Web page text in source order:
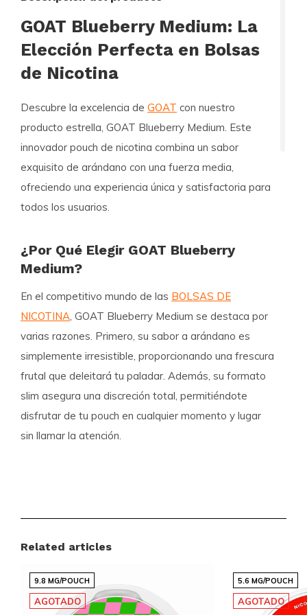
GOAT Blueberry Medium: La
Elección Perfecta en Bolsas
de Nicotina
Descubre la excelencia de GOAT con nuestro
producto estrella, GOAT Blueberry Medium. Este
innovador pouch de nicotina combina un sabor
exquisito de arándano con una fuerza media,
ofreciendo una experiencia única y satisfactoria para
todos los usuarios.
¿Por Qué Elegir GOAT Blueberry
Medium?
En el competitivo mundo de las BOLSAS DE
NICOTINA, GOAT Blueberry Medium se destaca por
varias razones. Primero, su sabor a arándano es
simplemente irresistible, proporcionando una frescura
frutal que deleitará tu paladar. Además, su formato
slim asegura una discreción total, permitiéndote
disfrutar de tu pouch en cualquier momento y lugar
sin llamar la atención.
a los nuevos. Aquí te presentamos sus
Formato:Slim
Related articles
9.8 MG/POUCH
AGOTADO
5.6 MG/POUCH
AGOTADO